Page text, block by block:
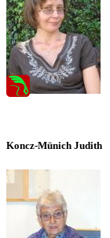
Koncz-Münich Judith